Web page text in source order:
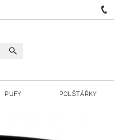
PUFY POLŠTÁŘKY